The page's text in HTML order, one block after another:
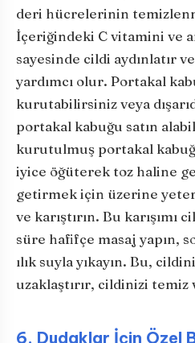
deri hücrelerinin
İçeriğindeki C vitamini ve
sayesinde cildi aydınlatır
yardımcı olur. Portakal
kurutabilirsiniz veya
portakal kabuğu satın
kurutulmuş portakal
iyice öğüterek toz haline
getirmek için üzerine
ve karıştırın. Bu karışımı
süre hafifçe masaj yapın,
ılık suyla yıkayın. Bu,
uzaklaştırır, cildinizi
6. Dudaklar İçin Özel